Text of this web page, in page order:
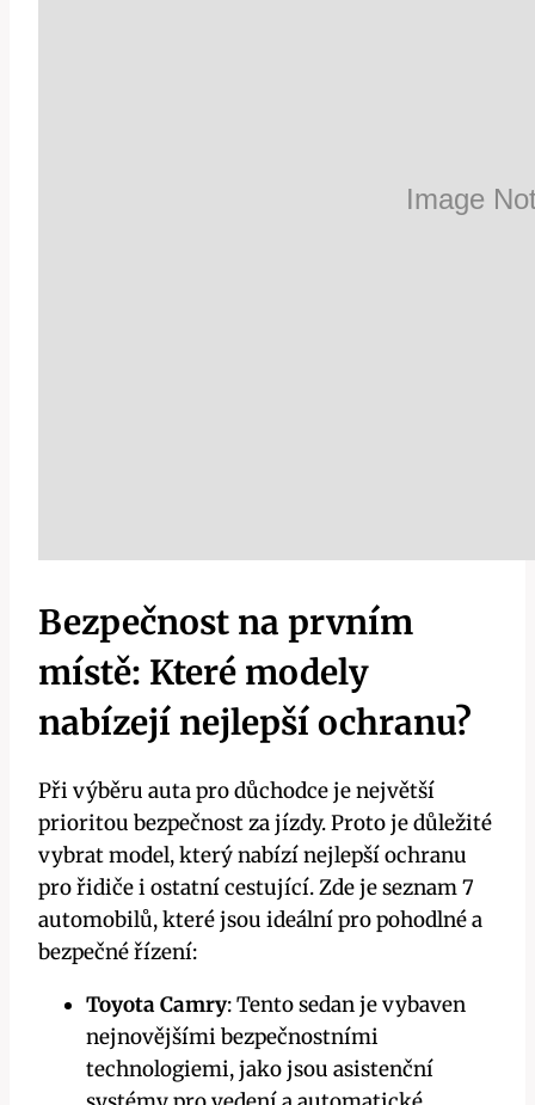
Bezpečnost na prvním
místě: Které modely
nabízejí nejlepší ochranu?
Při výběru auta pro důchodce je největší
prioritou bezpečnost za jízdy. Proto je důležité
vybrat model, který nabízí nejlepší ochranu
pro řidiče i ostatní cestující. Zde je seznam 7
automobilů, které jsou ideální pro pohodlné a
bezpečné řízení:
Toyota Camry: Tento sedan je vybaven
nejnovějšími bezpečnostními
technologiemi, jako jsou asistenční